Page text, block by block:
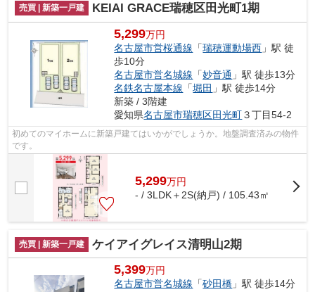
売買 | 新築一戸建 KEIAI GRACE瑞穂区田光町1期
5,299万円
名古屋市営桜通線 「瑞穂運動場西 」駅 徒
歩10分
名古屋市営名城線 「妙音通 」駅 徒歩13分
名鉄名古屋本線 「堀田 」駅 徒歩14分
新築 / 3階建
愛知県名古屋市瑞穂区田光町３丁目54-2
初めてのマイホームに新築戸建てはいかがでしょうか。地盤調査済みの物件
です。
5,299万円
- / 3LDK＋2S(納戸) / 105.43㎡
売買 | 新築一戸建 ケイアイグレイス清明山2期
5,399万円
名古屋市営名城線 「砂田橋 」駅 徒歩14分